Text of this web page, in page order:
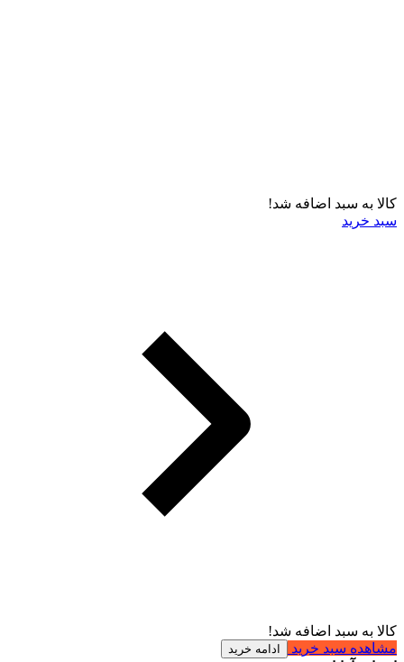
کالا به سبد اضافه شد!
سبد خرید
کالا به سبد اضافه شد!
مشاهده سبد خرید
ادامه خرید